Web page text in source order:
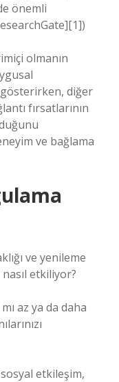
önemli
olmanın
diğer
fırsatlarının
ve bağlama
ve yenileme
nasıl etkiliyor?
az ya da daha
sosyal etkileşim,